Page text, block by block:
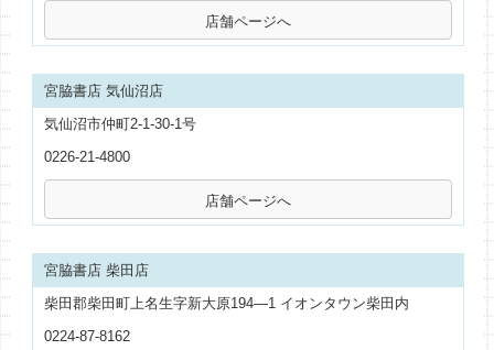
宮脇書店 気仙沼店
気仙沼市仲町2-1-30-1号
0226-21-4800
宮脇書店 柴田店
柴田郡柴田町上名生字新大原194―1 イオンタウン柴田内
0224-87-8162